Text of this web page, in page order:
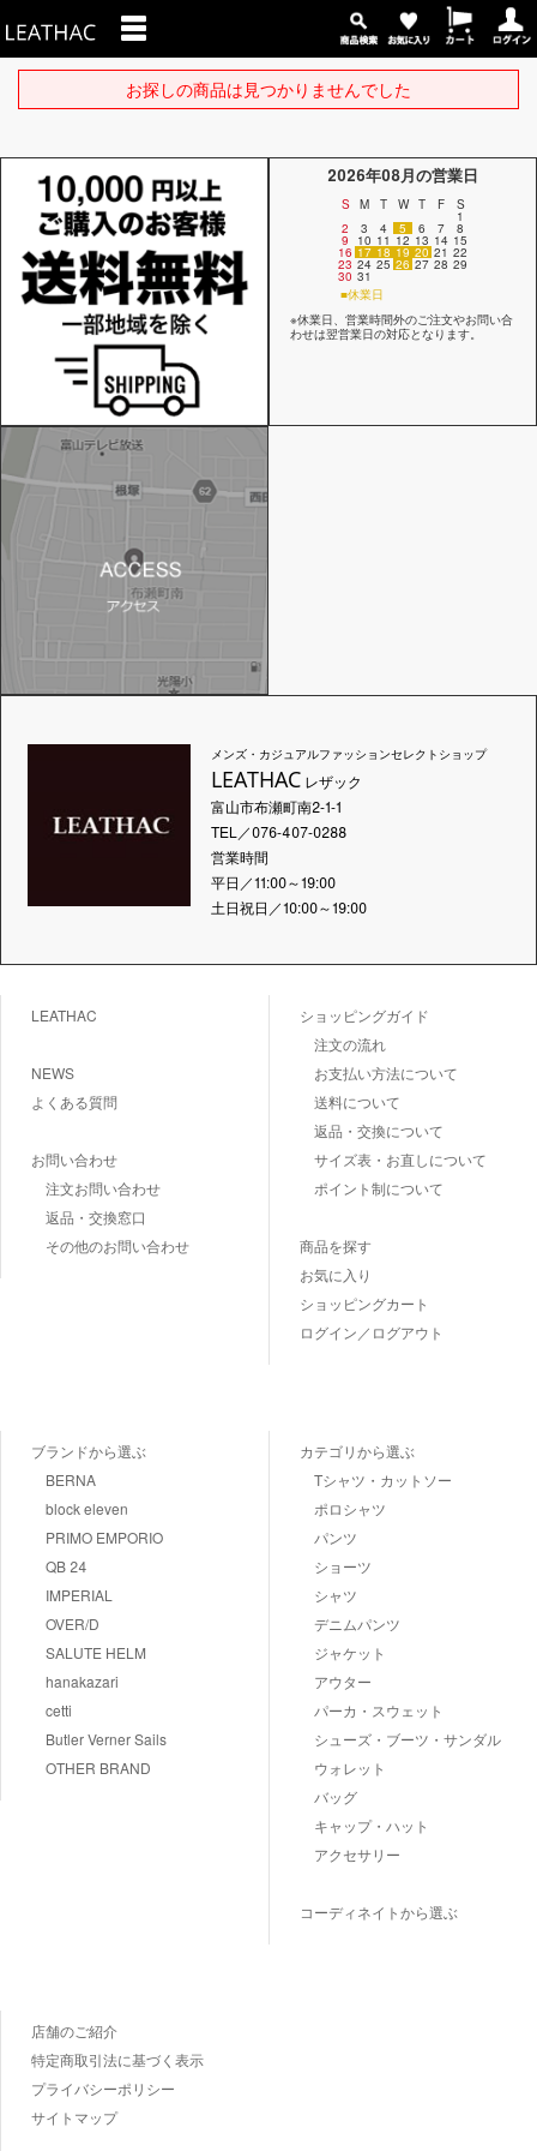
お探しの商品は見つかりませんでした
2026年08月の営業日
S M T W T F S
1
2 3 4 5 6 7 8
9 10 11 12 13 14 15
16 17 18 19 20 21 22
23 24 25 26 27 28 29
30 31
■休業日
※休業日、営業時間外のご注文やお問い合
わせは翌営業日の対応となります。
メンズ・カジュアルファッションセレクトショップ
LEATHACレザック
富山市布瀬町南2-1-1
TEL／076-407-0288
営業時間
平日／11:00～19:00
土日祝日／10:00～19:00
LEATHAC
NEWS
よくある質問
お問い合わせ
注文お問い合わせ
返品・交換窓口
その他のお問い合わせ
ショッピングガイド
注文の流れ
お支払い方法について
送料について
返品・交換について
サイズ表・お直しについて
ポイント制について
商品を探す
お気に入り
ショッピングカート
ログイン／ログアウト
ブランドから選ぶ
BERNA
block eleven
PRIMO EMPORIO
QB 24
IMPERIAL
OVER/D
SALUTE HELM
hanakazari
cetti
Butler Verner Sails
OTHER BRAND
カテゴリから選ぶ
Tシャツ・カットソー
ポロシャツ
パンツ
ショーツ
シャツ
デニムパンツ
ジャケット
アウター
パーカ・スウェット
シューズ・ブーツ・サンダル
ウォレット
バッグ
キャップ・ハット
アクセサリー
コーディネイトから選ぶ
店舗のご紹介
特定商取引法に基づく表示
プライバシーポリシー
サイトマップ